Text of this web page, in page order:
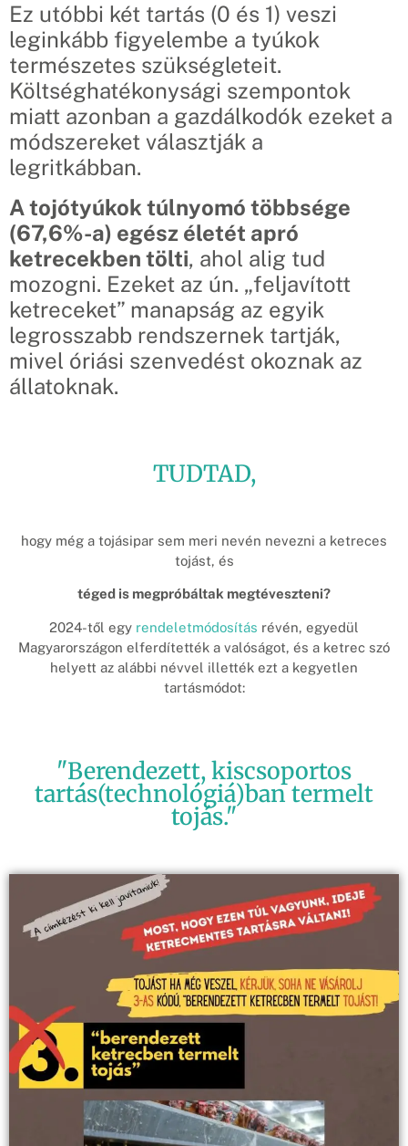
Ez utóbbi két tartás (0 és 1) veszi
leginkább figyelembe a tyúkok
természetes szükségleteit.
Költséghatékonysági szempontok
miatt azonban a gazdálkodók ezeket a
módszereket választják a
legritkábban.
A tojótyúkok túlnyomó többsége
(67,6%-a) egész életét apró
ketrecekben tölti, ahol alig tud
mozogni. Ezeket az ún. „feljavított
ketreceket” manapság az egyik
legrosszabb rendszernek tartják,
mivel óriási szenvedést okoznak az
állatoknak.
TUDTAD,
hogy még a tojásipar sem meri nevén nevezni a ketreces
tojást, és
téged is megpróbáltak megtéveszteni?
2024-től egy rendeletmódosítás révén, egyedül
Magyarországon elferdítették a valóságot, és a ketrec szó
helyett az alábbi névvel illették ezt a kegyetlen
tartásmódot:
"Berendezett, kiscsoportos
tartás(technológiá)ban termelt
tojás."